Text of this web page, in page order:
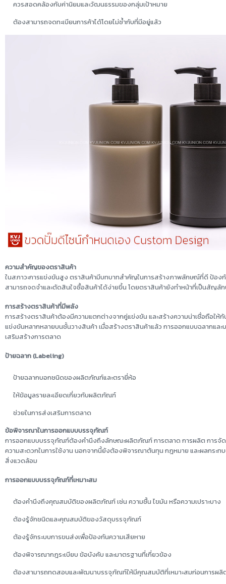
ควรสอดคล้องกับค่านิยมและวัฒนธรรมของกลุ่มเป้าหมาย
ต้องสามารถจดทะเบียนการค้าได้โดยไม่ซ้ำกับที่มีอยู่แล้ว
ความสำคัญของตราสินค้า
ในสภาวะการแข่งขันสูง ตราสินค้ามีบทบาทสำคัญในการสร้างภาพลักษณ์ที่ดี ป้องกั
สามารถจดจำและตัดสินใจซื้อสินค้าได้ง่ายขึ้น โดยตราสินค้ายังทำหน้าที่เป็นสัญ
การสร้างตราสินค้าที่มีพลัง
การสร้างตราสินค้าต้องมีความแตกต่างจากคู่แข่งขัน และสร้างความน่าเชื่อถือให้กั
แข่งขันหลากหลายบนชั้นวางสินค้า เมื่อสร้างตราสินค้าแล้ว การออกแบบฉลากแ
เสริมสร้างการตลาด
ป้ายฉลาก (Labeling)
ป้ายฉลากบอกชนิดของผลิตภัณฑ์และตรายี่ห้อ
ให้ข้อมูลรายละเอียดเกี่ยวกับผลิตภัณฑ์
ช่วยในการส่งเสริมการตลาด
ข้อพิจารณาในการออกแบบบรรจุภัณฑ์
การออกแบบบรรจุภัณฑ์ต้องคำนึงถึงลักษณะผลิตภัณฑ์ การตลาด การผลิต การจัด
ความสะดวกในการใช้งาน นอกจากนี้ยังต้องพิจารณาต้นทุน กฎหมาย และผลกระท
สิ่งแวดล้อม
การออกแบบบรรจุภัณฑ์ที่เหมาะสม
ต้องคำนึงถึงคุณสมบัติของผลิตภัณฑ์ เช่น ความชื้น ไขมัน หรือความเปราะบาง
ต้องรู้จักชนิดและคุณสมบัติของวัสดุบรรจุภัณฑ์
ต้องรู้จักระบบการขนส่งเพื่อป้องกันความเสียหาย
ต้องพิจารณากฎระเบียบ ข้อบังคับ และมาตรฐานที่เกี่ยวข้อง
ต้องสามารถทดสอบและพัฒนาบรรจุภัณฑ์ให้มีคุณสมบัติที่เหมาะสมก่อนการผลิ